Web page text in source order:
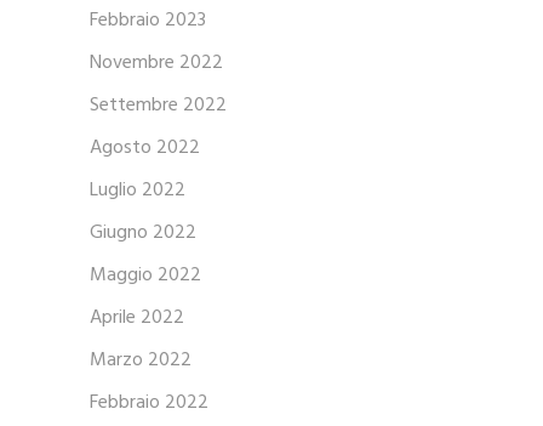
Febbraio 2023
Novembre 2022
Settembre 2022
Agosto 2022
Luglio 2022
Giugno 2022
Maggio 2022
Aprile 2022
Marzo 2022
Febbraio 2022